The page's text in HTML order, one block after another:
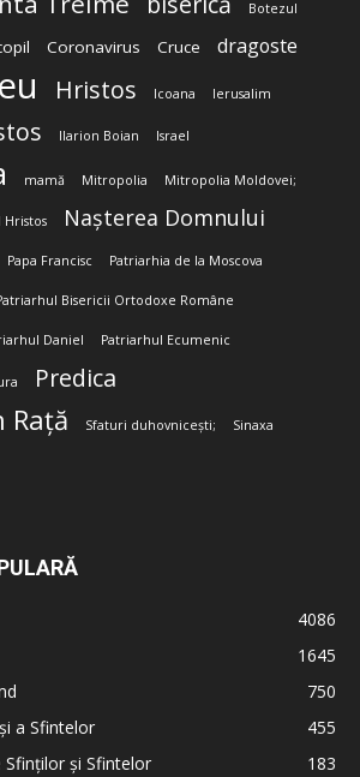
Botezul
Coronavirus Cruce dragoste
Hristos Icoana Ierusalim
Ilarion Boian Israel
mamă Mitropolia Mitropolia Moldovei;
Nașterea Domnului
Papa Francisc Patriarhia de la Moscova
Bisericii Ortodoxe Române
Daniel Patriarhul Ecumenic
Predica
Rață Sfaturi duhovnicești; Sinaxa
4086
1645
750
a Sfintelor
455
Sfinților și Sfintelor
183